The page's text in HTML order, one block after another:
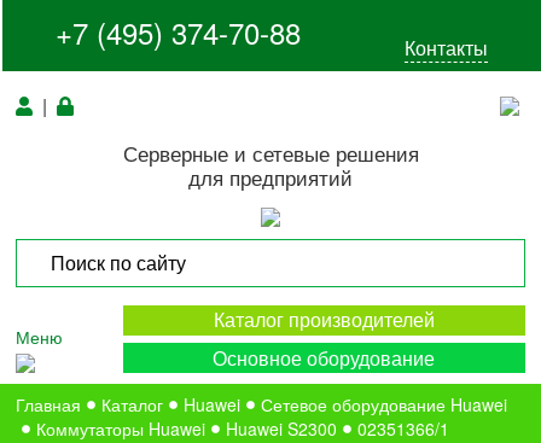
+7 (495) 374-70-88 Контакты
|
Серверные и сетевые решения
для предприятий
Меню
Каталог производителей
Основное оборудование
Главная Каталог Huawei
Сетевое оборудование Huawei
Коммутаторы Huawei
Huawei S2300 02351366/1